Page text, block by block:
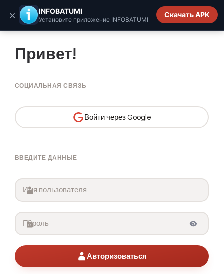
INFOBATUMI.GE
Привет!
СОЦИАЛЬНАЯ СВЯЗЬ
Войти через Google
ВВЕДИТЕ ДАННЫЕ
Авторизоваться
× INFOBATUMI
Установите приложение INFOBATUMI
Скачать APK